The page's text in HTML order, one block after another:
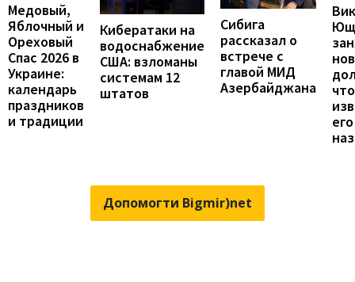
Медовый,
Яблочный и
Ореховый
Спас 2026 в
Украине:
календарь
праздников
и традиции
Кибератаки на
водоснабжение
США: взломаны
системам 12
штатов
Сибига
рассказал о
встрече с
главой МИД
Азербайджана
что
его
Допомогти Bigmir)net